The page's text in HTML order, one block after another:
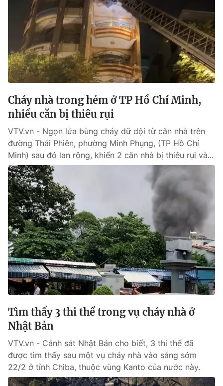
Cháy nhà trong hẻm ở TP Hồ Chí Minh,
nhiều căn bị thiêu rụi
VTV.vn - Ngọn lửa bùng cháy dữ dội từ căn nhà trên
đường Thái Phiên, phường Minh Phụng, (TP Hồ Chí
Minh) sau đó lan rộng, khiến 2 căn nhà bị thiêu rụi và...
Tìm thấy 3 thi thể trong vụ cháy nhà ở
Nhật Bản
VTV.vn - Cảnh sát Nhật Bản cho biết, 3 thi thể đã
được tìm thấy sau một vụ cháy nhà vào sáng sớm
22/2 ở tỉnh Chiba, thuộc vùng Kanto của nước này.